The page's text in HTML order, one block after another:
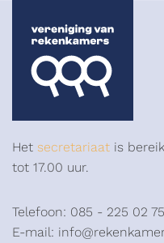
Het secretariaat is
tot 17.00 uur.
Telefoon: 085 - 225 02 75
E-mail: